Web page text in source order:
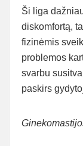
Ši liga
diskomfortą,
fizinėmis
problemos
svarbu
paskirs